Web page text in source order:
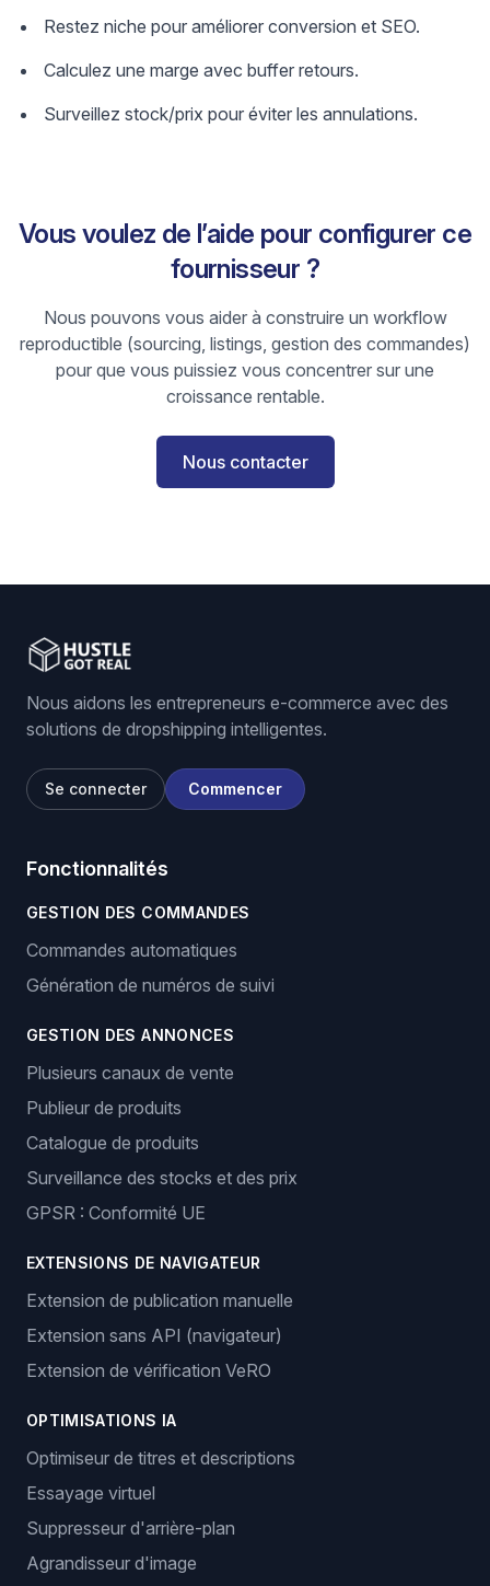
Restez niche pour améliorer conversion et SEO.
Calculez une marge avec buffer retours.
Surveillez stock/prix pour éviter les annulations.
Vous voulez de l’aide pour configurer ce
fournisseur ?
Nous pouvons vous aider à construire un workflow
reproductible (sourcing, listings, gestion des commandes)
pour que vous puissiez vous concentrer sur une
croissance rentable.
Nous contacter
Nous aidons les entrepreneurs e-commerce avec des
solutions de dropshipping intelligentes.
Se connecter Commencer
Fonctionnalités
GESTION DES COMMANDES
Commandes automatiques
Génération de numéros de suivi
GESTION DES ANNONCES
Plusieurs canaux de vente
Publieur de produits
Catalogue de produits
Surveillance des stocks et des prix
GPSR : Conformité UE
EXTENSIONS DE NAVIGATEUR
Extension de publication manuelle
Extension sans API (navigateur)
Extension de vérification VeRO
OPTIMISATIONS IA
Optimiseur de titres et descriptions
Essayage virtuel
Suppresseur d'arrière-plan
Agrandisseur d'image